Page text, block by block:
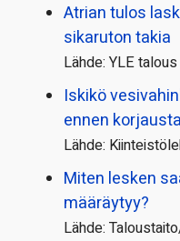
Atrian tulos
sikaruton takia
Lähde: YLE talous
Iskikö
ennen korjausta
Lähde:
Miten lesken
määräytyy?
Lähde: